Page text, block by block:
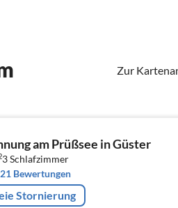
Zur
am Prüßsee in Güster
3Schlafzimmer
21 Bewertungen
Stornierung